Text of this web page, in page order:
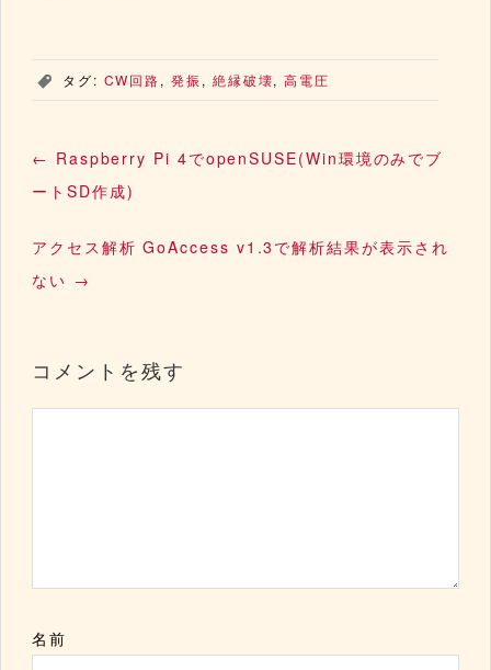
, タグ: CW回路,発振 , 絶縁破壊,高電圧
← Raspberry Pi 4でopenSUSE(Win環境のみでブ
ートSD作成)
アクセス解析 GoAccess v1.3で解析結果が表示され
ない →
コメントを残す
名前